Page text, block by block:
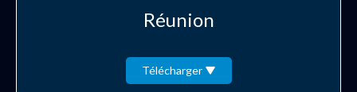
Réunion
Télécharger